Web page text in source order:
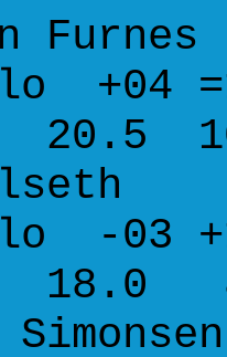
+04
-03
18.0